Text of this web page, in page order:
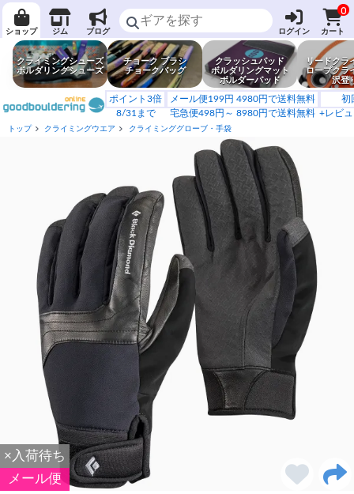
ショップ ジム ブログ ログイン
0
カート
クライミングシューズ
ボルダリングシューズ
チョーク ブラシ
チョークバッグ
クラッシュパッド
ボルダリングマット
ボルダーパッド
リードクラ
ロープクラ
沢登
ポイント3倍
8/31まで
メール便199円 4980円で送料無料
宅急便498円～ 8980円で送料無料
初
+レビ
トップ クライミングウエア クライミンググローブ・手袋
×入荷待ち
メール便